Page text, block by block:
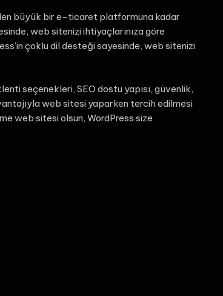
büyük bir e-ticaret platformuna kadar
web sitenizi ihtiyaçlarınıza göre
çoklu dil desteği sayesinde, web sitenizi
seçenekleri, SEO dostu yapısı, güvenlik,
web sitesi yaparken tercih edilmesi
web sitesi olsun, WordPress size